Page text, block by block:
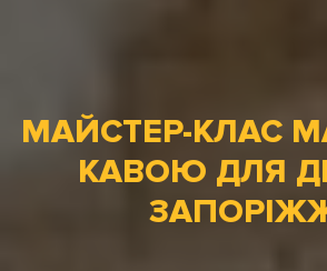
МАЙСТЕР-КЛАС
КАВОЮ ДЛЯ